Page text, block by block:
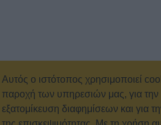
Αυτός ο ιστότοπος χρησιμοποιεί
παροχή των υπηρεσιών μας, για την
εξατομίκευση διαφημίσεων και για
συνέλευσης Κρατική Διαφήμιση